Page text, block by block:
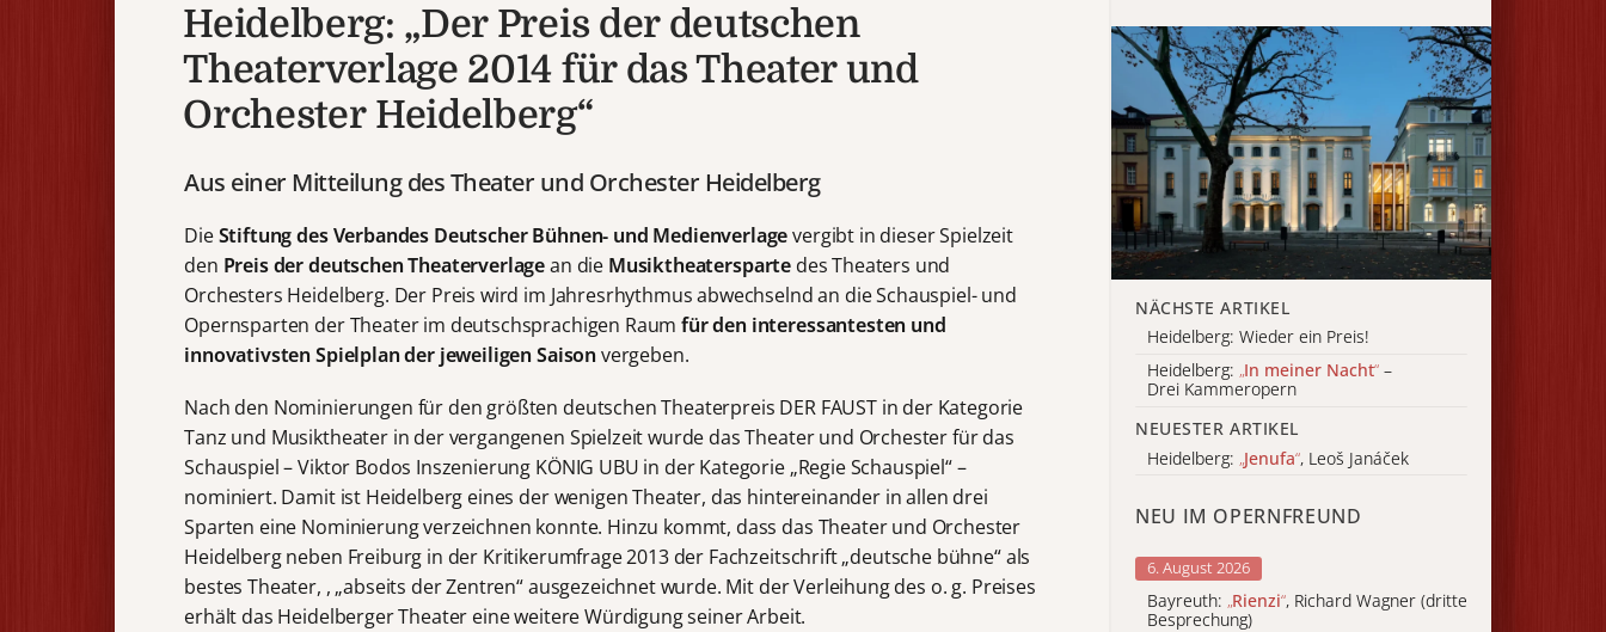
Heidelberg: „Der Preis der deutschen
Theaterverlage 2014 für das Theater und
Orchester Heidelberg“
Aus einer Mitteilung des Theater und Orchester Heidelberg
DieStiftung des Verbandes Deutscher Bühnen- und Medienverlagevergibt in dieser Spielzeit
den Preis der deutschen Theaterverlagean die Musiktheatersparte des Theaters und
Orchesters Heidelberg. Der Preis wird im Jahresrhythmus abwechselnd an die Schauspiel- und
Opernsparten der Theater im deutschsprachigen Raumfür den interessantesten und
innovativsten Spielplan der jeweiligen Saisonvergeben.
Nach den Nominierungen für den größten deutschen Theaterpreis DER FAUST in der Kategorie
Tanz und Musiktheater in der vergangenen Spielzeit wurde das Theater und Orchester für das
Schauspiel – Viktor Bodos Inszenierung KÖNIG UBU in der Kategorie „Regie Schauspiel“ –
nominiert. Damit ist Heidelberg eines der wenigen Theater, das hintereinander in allen drei
Sparten eine Nominierung verzeichnen konnte. Hinzu kommt, dass das Theater und Orchester
Heidelberg neben Freiburg in der Kritikerumfrage 2013 der Fachzeitschrift „deutsche bühne“ als
bestes Theater, , „abseits der Zentren“ ausgezeichnet wurde. Mit der Verleihung des o. g. Preises
erhält das Heidelberger Theater eine weitere Würdigung seiner Arbeit.
NÄCHSTE ARTIKEL
Heidelberg: Wieder ein Preis!
Heidelberg: „In meiner Nacht“ –
Drei Kammeropern
NEUESTER ARTIKEL
Heidelberg: „Jenufa“, Leoš Janáček
NEU IM OPERNFREUND
6. August 2026
Bayreuth: „Rienzi“, Richard Wagner (dritte
Besprechung)